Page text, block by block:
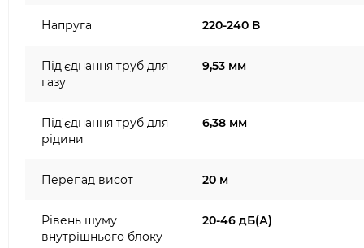
Напруга 220-240 В
Під'єднання труб для
газу
9,53 мм
Під'єднання труб для
рідини
6,38 мм
Перепад висот 20 м
Рівень шуму
внутрішнього блоку
20-46 дБ(А)